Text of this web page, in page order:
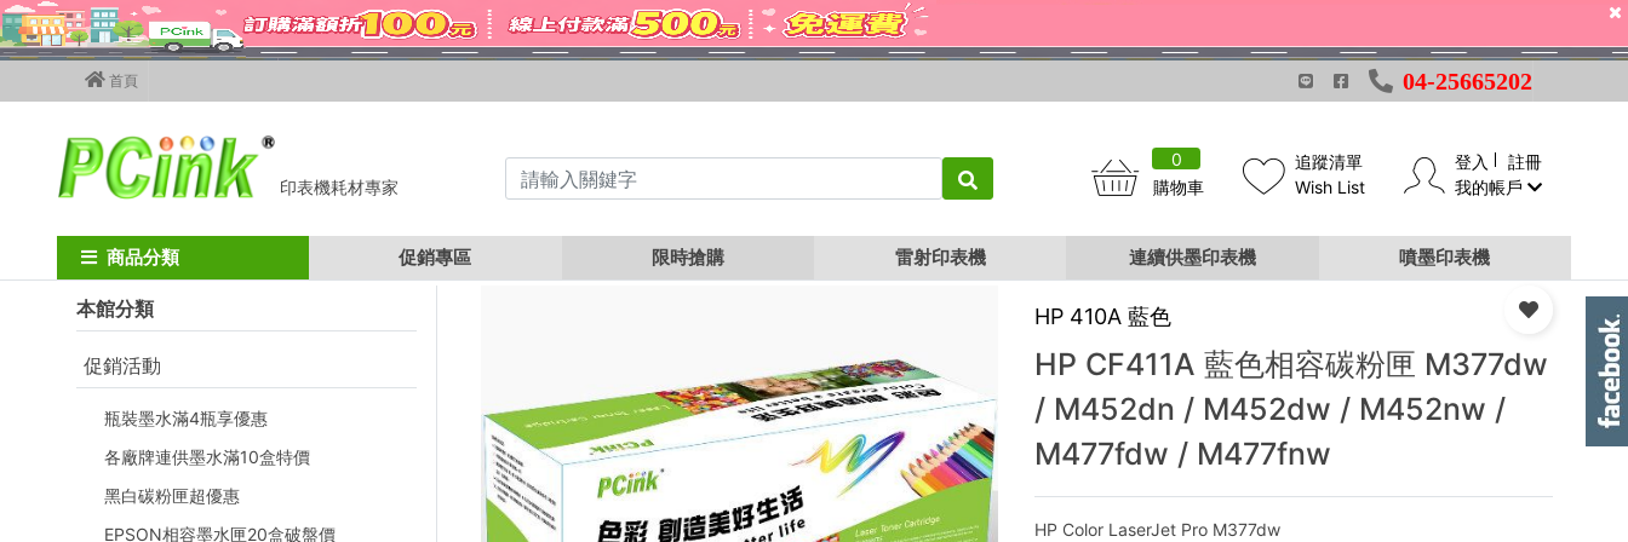
首頁 04-25665202
印表機耗材專家
0
購物車
追蹤清單
Wish List
登入
註冊
我的帳戶
商品分類 促銷專區 限時搶購 雷射印表機 連續供墨印表機 噴墨印表機
Home hp碳粉匣 hp 彩色碳粉匣 cf410a~cf413a HP CF411A 藍色相容碳粉匣 M377dw / M452dn / M452dw / M452nw / M477fdw / M477fnw
本館分類
促銷活動
瓶裝墨水滿4瓶享優惠
各廠牌連供墨水滿10盒特價
黑白碳粉匣超優惠
EPSON相容墨水匣20盒破盤價
HP 410A 藍色
HP CF411A 藍色相容碳粉匣 M377dw
/ M452dn / M452dw / M452nw /
M477fdw / M477fnw
HP Color LaserJet Pro M377dw